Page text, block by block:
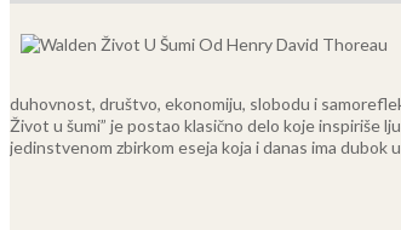
duhovnost, društvo, ekonomiju, slobodu i
Život u šumi” je postao klasično delo koje inspiriše
jedinstvenom zbirkom eseja koja i danas ima dubok